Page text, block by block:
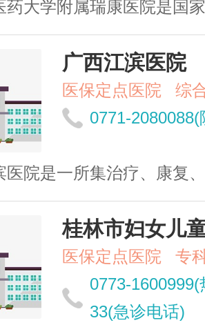
药大学附属瑞康医院是国
广西江滨医院
医保定点医院
综
0771-
院是一所集治疗、康复、保
桂林市妇女儿
医保定点医院
专
0773-
33(急诊电话)